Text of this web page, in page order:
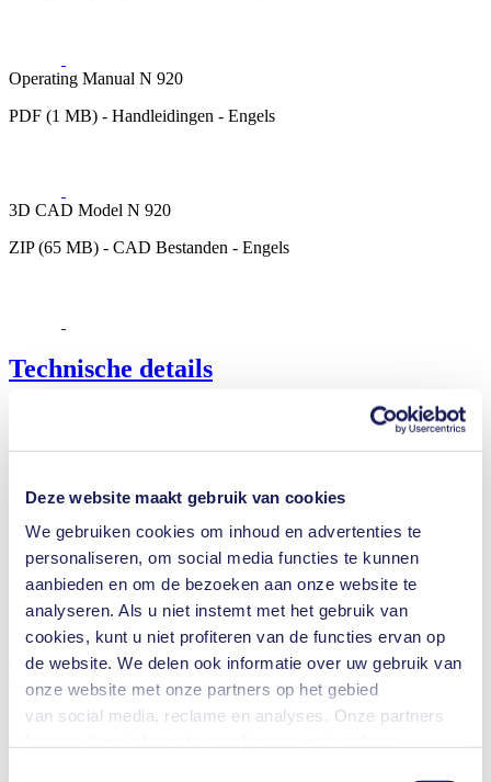
Deze website maakt gebruik van cookies
We gebruiken cookies om inhoud en advertenties te
personaliseren, om social media functies te kunnen
aanbieden en om de bezoeken aan onze website te
analyseren. Als u niet instemt met het gebruik van
cookies, kunt u niet profiteren van de functies ervan op
de website. We delen ook informatie over uw gebruik van
onze website met onze partners op het gebied
van social media, reclame en analyses. Onze partners
Operating Manual N 920
PDF (1 MB) - Handleidingen - Engels
3D CAD Model N 920
ZIP (65 MB) - CAD Bestanden - Engels
Technische details
Bedrijfsdruk (max.)
0.5 bar (rel.)
Eindvacuüm (max.)
mbar (abs.)
Klepmateriaalopties
EPDM
Membraanmateriaalopties
Pompkopmateriaalopties
Aluminium
Motortype-opties
Brushless DC, AC
Eigenschappen